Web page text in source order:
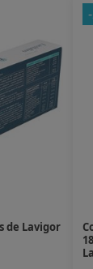
de Lavigor